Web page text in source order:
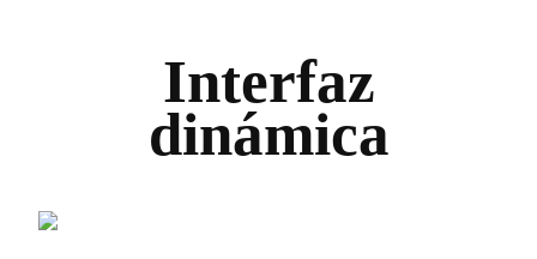
Interfaz
dinámica